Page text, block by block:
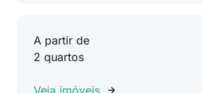
A partir de
2 quartos
Veja imóveis